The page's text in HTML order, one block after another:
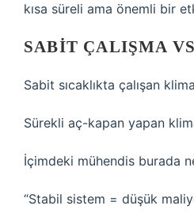
kısa süreli ama önemli bir
SABIT ÇALIŞMA
Sabit sıcaklıkta çalışan
Sürekli aç-kapan yapan
İçimdeki mühendis burada
“Stabil sistem = düşük